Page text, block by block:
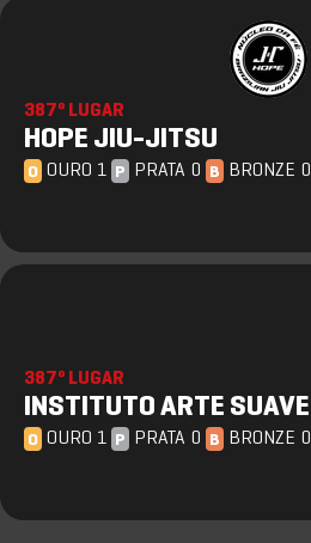
387º LUGAR
HOPE JIU-JITSU
O OURO 1 P PRATA 0 B BRONZE 0
387º LUGAR
INSTITUTO ARTE SUAVE
O OURO 1 P PRATA 0 B BRONZE 0